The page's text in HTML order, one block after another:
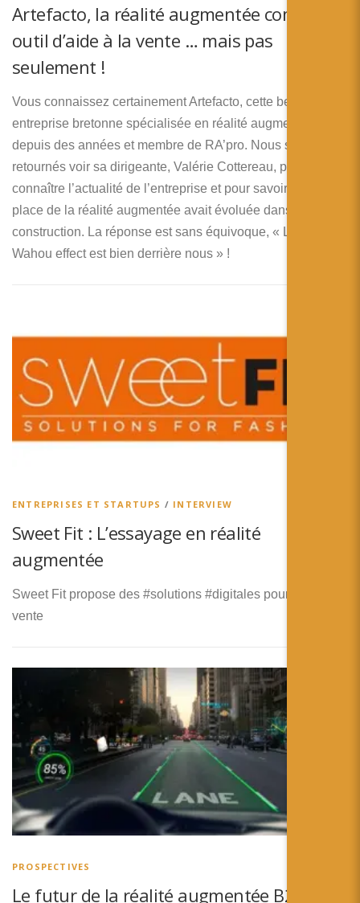
Artefacto, la réalité augmentée comme
outil d’aide à la vente … mais pas
seulement !
Vous connaissez certainement Artefacto, cette belle
entreprise bretonne spécialisée en réalité augmentée
depuis des années et membre de RA’pro. Nous sommes
retournés voir sa dirigeante, Valérie Cottereau, pour
connaître l’actualité de l’entreprise et pour savoir si la
place de la réalité augmentée avait évoluée dans la
construction. La réponse est sans équivoque, « L’ère du
Wahou effect est bien derrière nous » !
ENTREPRISES ET STARTUPS / INTERVIEW
Sweet Fit : L’essayage en réalité
augmentée
Sweet Fit propose des #solutions #digitales pour points de
vente
PROSPECTIVES
Le futur de la réalité augmentée B2C